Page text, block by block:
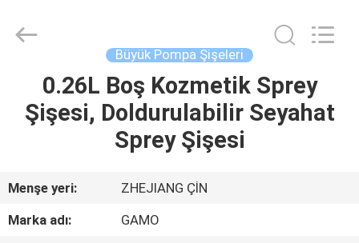
HAKKIMIZDA
INDUSTRY
CO.,Ltd.
Büyük Pompa Şişeleri
0.26L Boş Kozmetik Sprey
Şişesi, Doldurulabilir Seyahat
Sprey Şişesi
Menşe yeri:
ZHEJIANG ÇİN
Marka adı:
GAMO